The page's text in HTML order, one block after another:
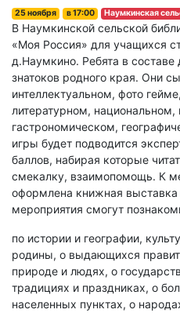
25 ноября в17:00 Наумкинская
В Наумкинской сельской
«Моя Россия» для учащихся
д.Наумкино. Ребята в
знатоков родного края. Они
интеллектуальном, фото
литературном, национальном,
гастрономическом,
игры будет подводится
баллов, набирая которые
смекалку, взаимопомощь. К
оформлена книжная выставка
мероприятия смогут
по истории и географии,
родины, о выдающихся
природе и людях, о
традициях и праздниках, о
населенных пунктах, о